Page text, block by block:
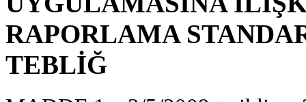
RAPORLAMA
TEBLİĞ